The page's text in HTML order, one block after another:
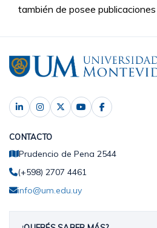
también de posee
CONTACTO
Prudencio de Pena 2544
(+598) 2707 4461
info@um.edu.uy